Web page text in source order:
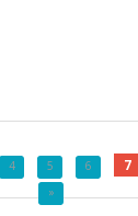
4 5 6 7
»